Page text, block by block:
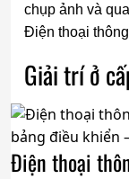
chụp ảnh và
Điện thoại
Giải trí ở
Điện thoại